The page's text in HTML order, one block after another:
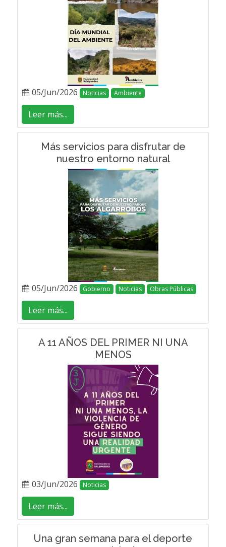
05/Jun/2026 Noticias Ambiente
Leer más...
Más servicios para disfrutar de
nuestro entorno natural
05/Jun/2026 Gobierno Noticias Obras Públicas
Leer más...
A 11 AÑOS DEL PRIMER NI UNA
MENOS
03/Jun/2026 Noticias
Leer más...
Una gran semana para el deporte